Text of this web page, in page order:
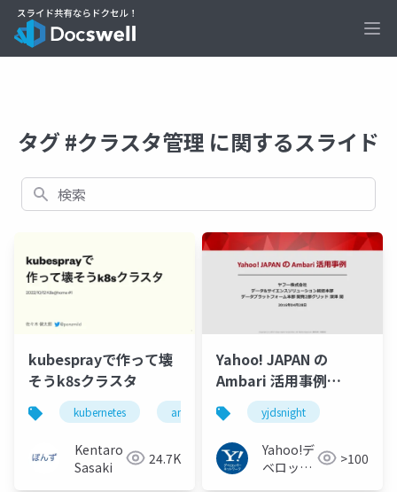
タグ #クラスタ管理 に関するスライド
検索
kubesprayで作って壊
そうk8sクラスタ
kubernetes ansible
Kentaro
Sasaki
24.7K
Yahoo! JAPAN の
Ambari 活用事例
#yjdsnight
yjdsnight
Yahoo!デ
ベロッパ
>100